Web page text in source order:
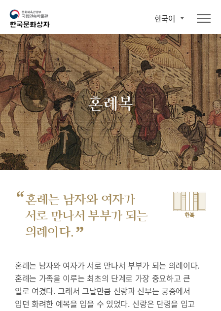
한국어
혼례복
“혼례는 남자와 여자가
서로 만나서 부부가 되는
의례이다. ”
한복
혼례는 남자와 여자가 서로 만나서 부부가 되는 의례이다.
혼례는 가족을 이루는 최초의 단계로 가장 중요하고 큰
일로 여겼다. 그래서 그날만큼 신랑과 신부는 궁중에서
입던 화려한 예복을 입을 수 있었다. 신랑은 단령을 입고